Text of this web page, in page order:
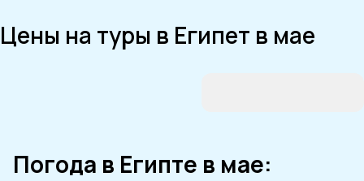
Цены на туры в Египет в мае
Погода в Египте в мае: